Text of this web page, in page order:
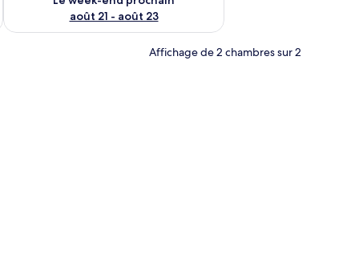
août 21 - août 23
Affichage de 2 chambres sur 2
et des espaces verts.
grand lit, une vue sur la verdure et un tableau au mur.